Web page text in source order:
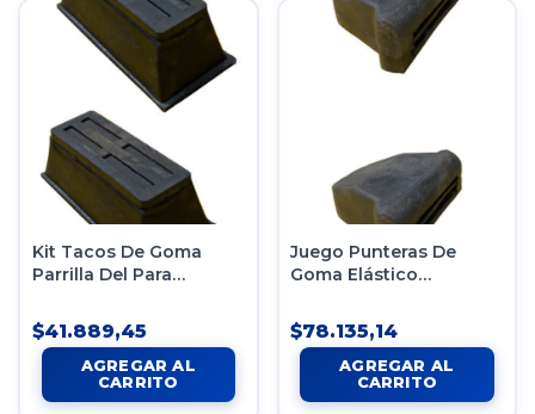
Kit Tacos De Goma
Parrilla Del Para
$41.889,45
Juego Punteras De
Goma Elástico
$78.135,14